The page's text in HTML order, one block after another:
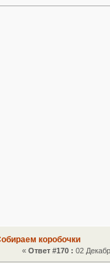
коробочки
« Ответ #170 : 02